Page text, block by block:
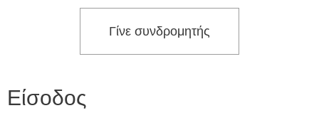
Γίνε συνδρομητής
Είσοδος